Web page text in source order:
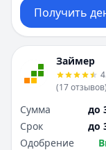
Получить
Займер
(17отзывов)
Сумма
до
Срок
до
Одобрение